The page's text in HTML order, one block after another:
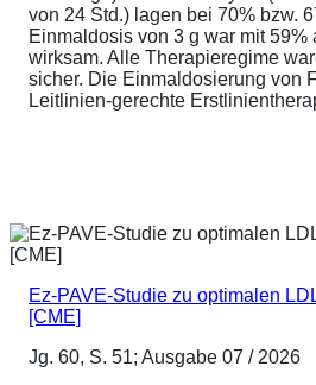
von 24 Std.) lagen bei 70% bzw.
Einmaldosis von 3 g war mit 59%
wirksam. Alle Therapieregime
sicher. Die Einmaldosierung von
Leitlinien-gerechte
Ez-PAVE-Studie zu optimalen
[CME]
Jg. 60, S. 51; Ausgabe 07 / 2026